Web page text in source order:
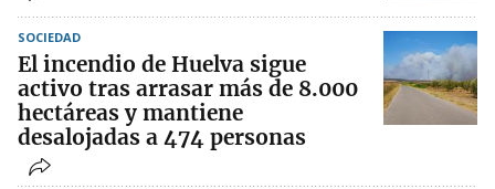
SOCIEDAD
El incendio de Huelva sigue
activo tras arrasar más de 8.000
hectáreas y mantiene
desalojadas a 474 personas